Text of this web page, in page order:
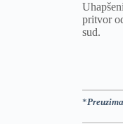
pritvor
sud.
*